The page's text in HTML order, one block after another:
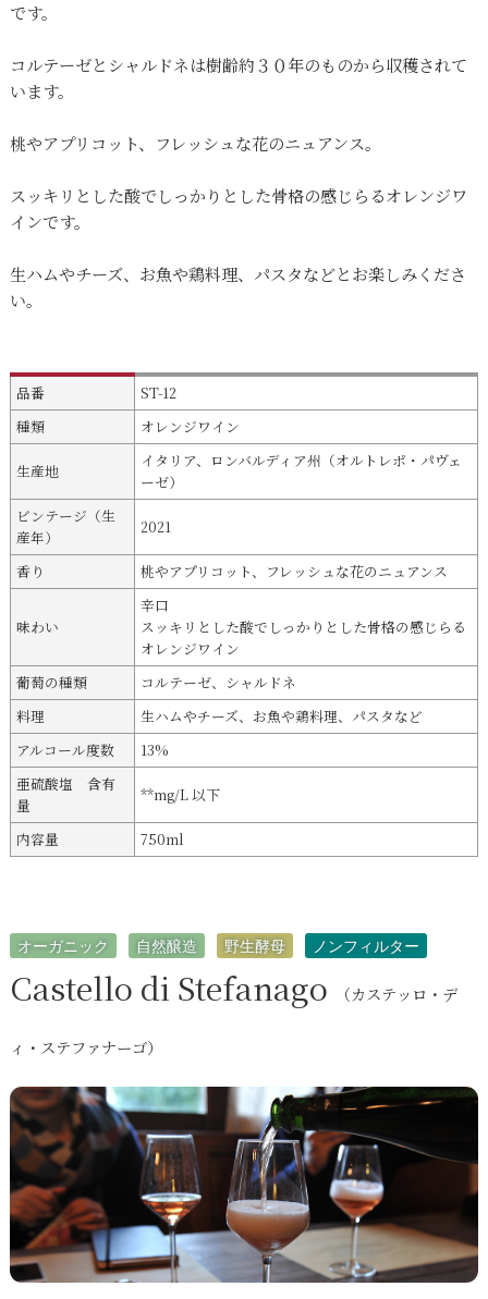
です。
コルテーゼとシャルドネは樹齢約３０年のものから収穫されて
います。
桃やアプリコット、フレッシュな花のニュアンス。
スッキリとした酸でしっかりとした骨格の感じらるオレンジワ
インです。
生ハムやチーズ、お魚や鶏料理、パスタなどとお楽しみくださ
い。
品番
ST-12
種類
オレンジワイン
生産地
イタリア、ロンバルディア州（オルトレポ・パヴェ
ーゼ）
ビンテージ（生
産年）
2021
香り 桃やアプリコット、フレッシュな花のニュアンス
味わい
辛口
スッキリとした酸でしっかりとした骨格の感じらる
オレンジワイン
葡萄の種類
コルテーゼ、シャルドネ
料理
生ハムやチーズ、お魚や鶏料理、パスタなど
アルコール度数
13%
亜硫酸塩 含有
量
**mg/L 以下
内容量 750ml
オーガニック 自然醸造 野生酵母 ノンフィルター
Castello di Stefanago （カステッロ・デ
ィ・ステファナーゴ）